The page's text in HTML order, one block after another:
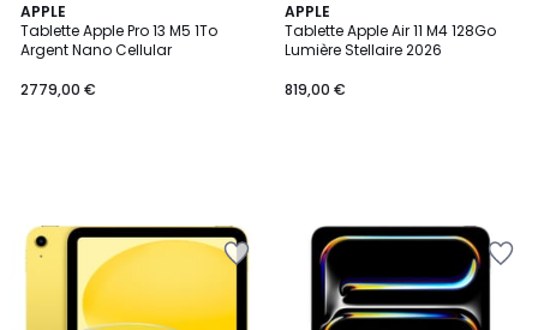
APPLE
Tablette Apple Pro 13 M5 1To
Argent Nano Cellular
2779,00 €
APPLE
Tablette Apple Air 11 M4 128Go
Lumière Stellaire 2026
819,00 €